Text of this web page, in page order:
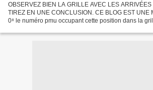
OBSERVEZ BIEN LA GRILLE AVEC LES
TIREZ EN UNE CONCLUSION. CE BLOG EST UNE
0⁸ le numéro pmu occupant cette position dans la